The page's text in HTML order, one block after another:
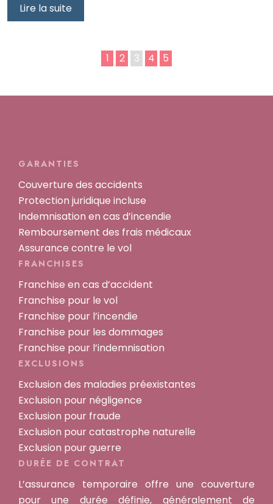
Lire la suite
1 2 3 4 5
GARANTIES
Couverture des accidents
Protection juridique incluse
Indemnisation en cas d’incendie
Remboursement des frais médicaux
Assurance contre le vol
FRANCHISES
Franchise en cas d’accident
Franchise pour le vol
Franchise pour l’incendie
Franchise pour les dommages
Franchise pour l’indemnisation
EXCLUSIONS
Exclusion des maladies préexistantes
Exclusion pour négligence
Exclusion pour fraude
Exclusion pour catastrophe naturelle
Exclusion pour guerre
DURÉE DE CONTRAT
L’assurance temporaire offre une couverture
pour une durée définie, généralement de